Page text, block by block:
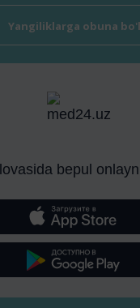
Yangiliklarga obuna
bepul